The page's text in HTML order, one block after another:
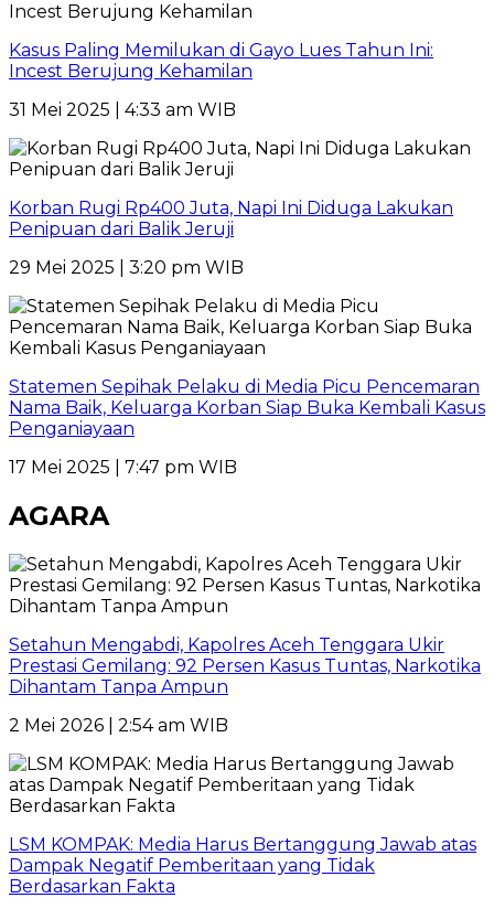
Kasus Paling Memilukan di Gayo Lues Tahun Ini:
Incest Berujung Kehamilan
31 Mei 2025 | 4:33 am WIB
Korban Rugi Rp400 Juta, Napi Ini Diduga Lakukan
Penipuan dari Balik Jeruji
29 Mei 2025 | 3:20 pm WIB
Statemen Sepihak Pelaku di Media Picu Pencemaran
Nama Baik, Keluarga Korban Siap Buka Kembali Kasus
Penganiayaan
17 Mei 2025 | 7:47 pm WIB
AGARA
Setahun Mengabdi, Kapolres Aceh Tenggara Ukir
Prestasi Gemilang: 92 Persen Kasus Tuntas, Narkotika
Dihantam Tanpa Ampun
2 Mei 2026 | 2:54 am WIB
LSM KOMPAK: Media Harus Bertanggung Jawab atas
Dampak Negatif Pemberitaan yang Tidak
Berdasarkan Fakta